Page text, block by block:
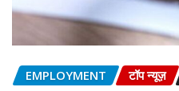
EMPLOYMENT टॉप न्यूज़